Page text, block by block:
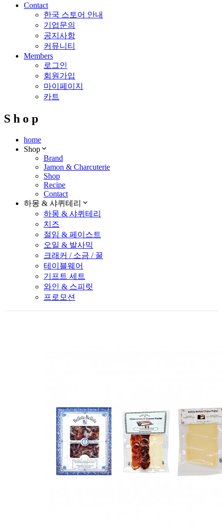
Contact
한국 스토어 안내
기업문의
공지사항
커뮤니티
Members
로그인
회원가입
마이페이지
카트
S h o p
home
Shop
Brand
Jamon & Charcuterie
Shop
Recipe
Contact
하몽 & 샤퀴테리
하몽 & 샤퀴테리
치즈
절임 & 페이스트
오일 & 발사믹
크래커 / 소금 / 꿀
테이블웨어
기프트 세트
와인 & 스피릿
프로모션